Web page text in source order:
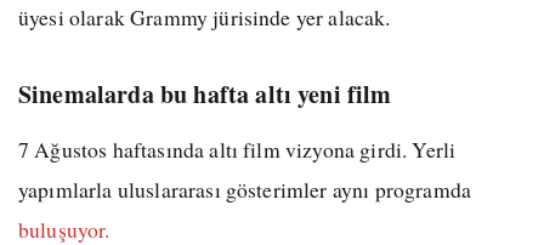
üyesi olarak Grammy jürisinde yer alacak.
Sinemalarda bu hafta altı yeni film
7 Ağustos haftasında altı film vizyona girdi. Yerli
yapımlarla uluslararası gösterimler aynı programda
buluşuyor.